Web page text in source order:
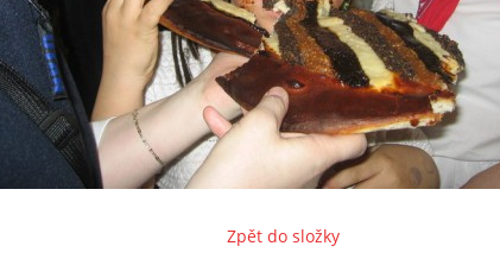
Zpět do složky